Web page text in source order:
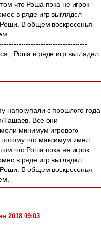
что Роша пока не игрок
в ряде игр выглядел
В общем воскресенья
, Роша в ряде игр выглядел
напокупали с прошлого года
Все они
минимум игрового
что максимум имел
что Роша пока не игрок
в ряде игр выглядел
В общем воскресенья
2018 09:03